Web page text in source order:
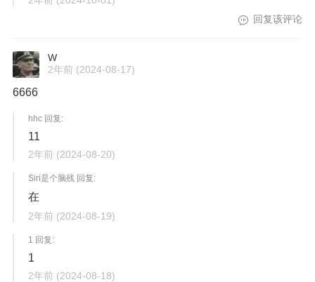
回复该评论
W
2年前 (2024-08-17)
6666
hhc 回复:
11
2年前 (2024-08-20)
Siri是个脑残 回复:
在
2年前 (2024-08-19)
1 回复:
1
2年前 (2024-08-18)